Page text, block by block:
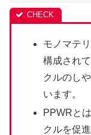
モノマテ
構成され
クルのし
います。
PPWRと
クルを促